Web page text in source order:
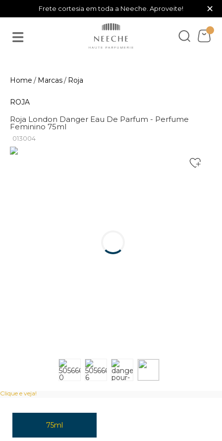
Frete cortesia em toda a Neeche. Aproveite! ×
Marcas Roja
ROJA
Roja London Danger Eau De Parfum - Perfume
Feminino 75ml
013004
Clique e veja!
75ml